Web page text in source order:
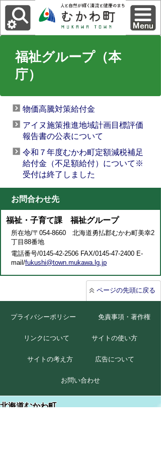
福祉グループ（本
庁）
物価高騰対策給付金
アイヌ施策推進地域計画目標評価
報告書の公表について
令和７年度むかわ町定額減税補足
給付金（不足額給付）について※
受付は終了しました
お問合わせ先
福祉・子育て課 福祉グループ
所在地/〒054-8660 北海道勇払郡むかわ町美幸2
丁目88番地
電話番号/0145-42-2506 FAX/0145-47-2400 E-
mail/fukushi@town.mukawa.lg.jp
ページの先頭に戻る
プライバシーポリシー 免責事項・著作権
リンクについて サイトの使い方
サイトの考え方 広告について
お問い合わせ
北海道むかわ町